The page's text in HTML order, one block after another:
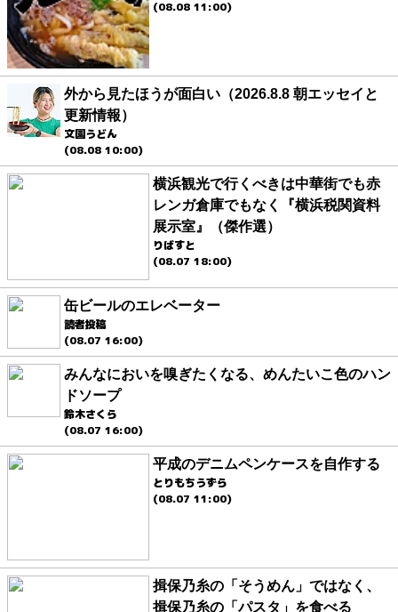
(08.08 11:00)
外から見たほうが面白い（2026.8.8 朝エッセイと
更新情報）
文園うどん
(08.08 10:00)
横浜観光で行くべきは中華街でも赤
レンガ倉庫でもなく『横浜税関資料
展示室』（傑作選）
りばすと
(08.07 18:00)
缶ビールのエレベーター
読者投稿
(08.07 16:00)
みんなにおいを嗅ぎたくなる、めんたいこ色のハン
ドソープ
鈴木さくら
(08.07 16:00)
平成のデニムペンケースを自作する
とりもちうずら
(08.07 11:00)
揖保乃糸の「そうめん」ではなく、
揖保乃糸の「パスタ」を食べる